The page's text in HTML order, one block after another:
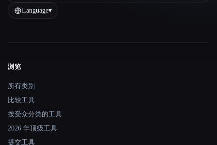
Language▾
Site navigation
浏览
所有类别
比较工具
按受众分类的工具
2026 年顶级工具
提交工具